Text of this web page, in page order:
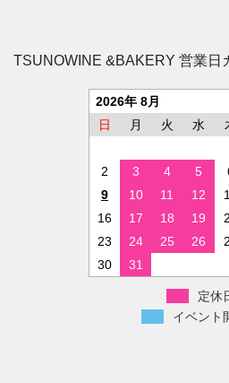
TSUNOWINE &BAKERY 営業日
2026年 8月
日
月 火 水
2
3 4 5
9
10 11 12
16
17 18 19
23
24 25 26
30
31
定休
イベント